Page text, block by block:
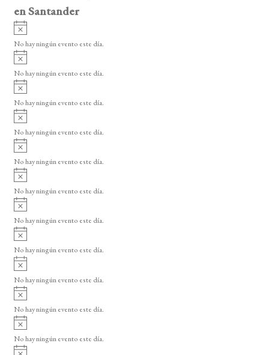
en Santander
A
v
i
o
No hay ningún evento este día.
A
v
i
o
No hay ningún evento este día.
A
v
i
o
No hay ningún evento este día.
A
v
i
o
No hay ningún evento este día.
A
v
i
o
No hay ningún evento este día.
A
v
i
o
No hay ningún evento este día.
A
v
i
o
No hay ningún evento este día.
A
v
i
o
No hay ningún evento este día.
A
v
i
o
No hay ningún evento este día.
A
v
i
o
No hay ningún evento este día.
A
v
i
No hay ningún evento este día.
A